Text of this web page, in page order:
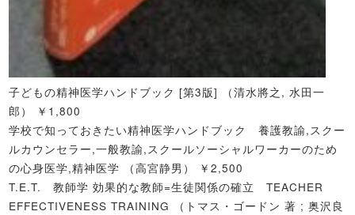
子どもの精神医学ハンドブック [第3版] （清水將之, 水田一
郎） ￥1,800
学校で知っておきたい精神医学ハンドブック 養護教諭,スクー
ルカウンセラー,一般教諭,スクールソーシャルワーカーのため
の心身医学,精神医学 （高宮静男） ￥2,500
T.E.T. 教師学 効果的な教師=生徒関係の確立 TEACHER
EFFECTIVENESS TRAINING （トマス・ゴードン 著 ; 奥沢良